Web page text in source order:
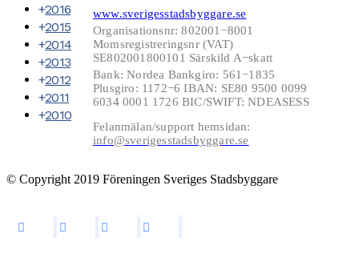
2016
2015
2014
2013
2012
2011
2010
www.sverigesstadsbyggare.se
Organisationsnr: 802001−8001
Momsregistreringsnr (VAT)
SE802001800101 Särskild A−skatt
Bank: Nordea Bankgiro: 561−1835
Plusgiro: 1172−6 IBAN: SE80 9500 0099
6034 0001 1726 BIC/SWIFT: NDEASESS
Felanmälan/support hemsidan:
info@sverigesstadsbyggare.se
© Copyright 2019 Föreningen Sveriges Stadsbyggare